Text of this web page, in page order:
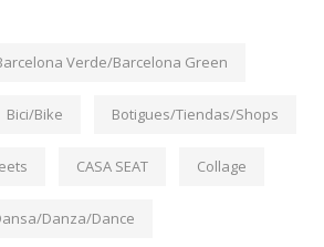
Verde/Barcelona Green
Bici/Bike Botigues/Tiendas/Shops
CASA SEAT Collage
Danza/Dance